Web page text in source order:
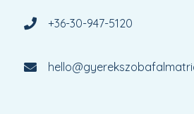
+36-30-947-5120